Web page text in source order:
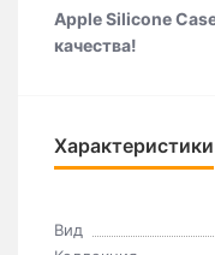
Apple Silicone
качества!
Характеристики
Вид